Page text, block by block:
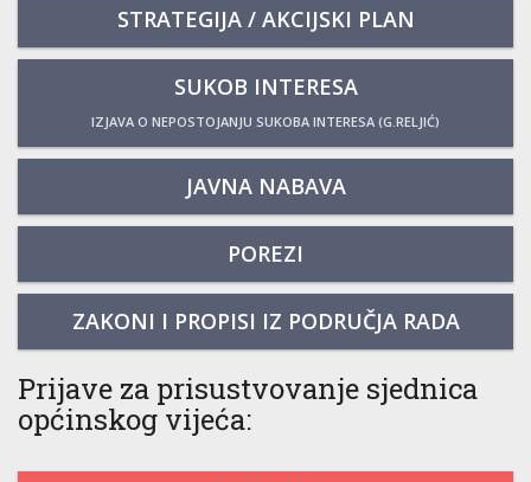
STRATEGIJA / AKCIJSKI PLAN
SUKOB INTERESA
IZJAVA O NEPOSTOJANJU SUKOBA INTERESA (G.RELJIĆ)
JAVNA NABAVA
POREZI
ZAKONI I PROPISI IZ PODRUČJA RADA
Prijave za prisustvovanje sjednica
općinskog vijeća: